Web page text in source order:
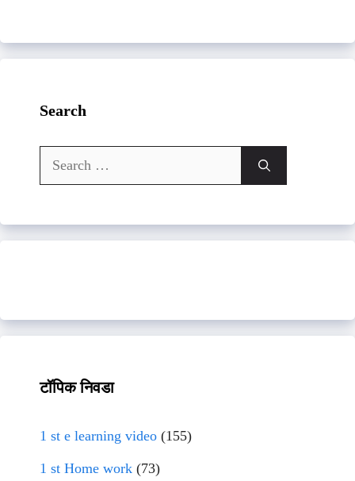
Search
Search
for:
टॉपिक निवडा
1 st e learning video (155)
1 st Home work (73)